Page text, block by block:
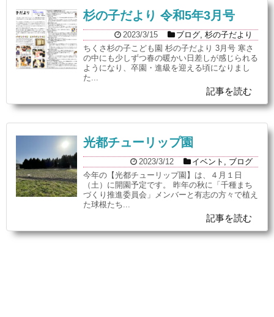
杉の子だより 令和5年3月号
2023/3/15 ブログ, 杉の子だより
ちくさ杉の子こども園 杉の子だより 3月号 寒さ
の中にも少しずつ春の暖かい日差しが感じられる
ようになり、卒園・進級を迎える頃になりまし
た...
記事を読む
光都チューリップ園
2023/3/12 イベント , ブログ
今年の【光都チューリップ園】は、４月１日
（土）に開園予定です。 昨年の秋に「千種まち
づくり推進委員会」メンバーと有志の方々で植え
た球根たち...
記事を読む